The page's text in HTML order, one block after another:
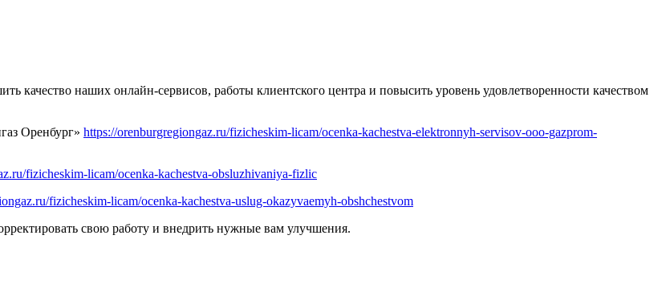
качество наших онлайн-сервисов, работы клиентского центра и повысить уровень удовлетворенности качеством
Оренбург» https://orenburgregiongaz.ru/fizicheskim-licam/ocenka-kachestva-elektronnyh-servisov-ooo-gazprom-
fizicheskim-licam/ocenka-kachestva-obsluzhivaniya-fizlic
fizicheskim-licam/ocenka-kachestva-uslug-okazyvaemyh-obshchestvom
свою работу и внедрить нужные вам улучшения.